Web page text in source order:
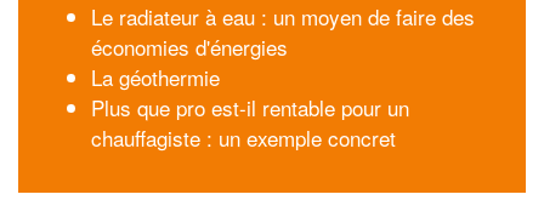
Le radiateur à eau : un moyen de faire des
économies d'énergies
La géothermie
Plus que pro est-il rentable pour un
chauffagiste : un exemple concret